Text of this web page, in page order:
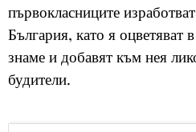
първокласниците
България, като я оцветяват
знаме и добавят към нея
будители.